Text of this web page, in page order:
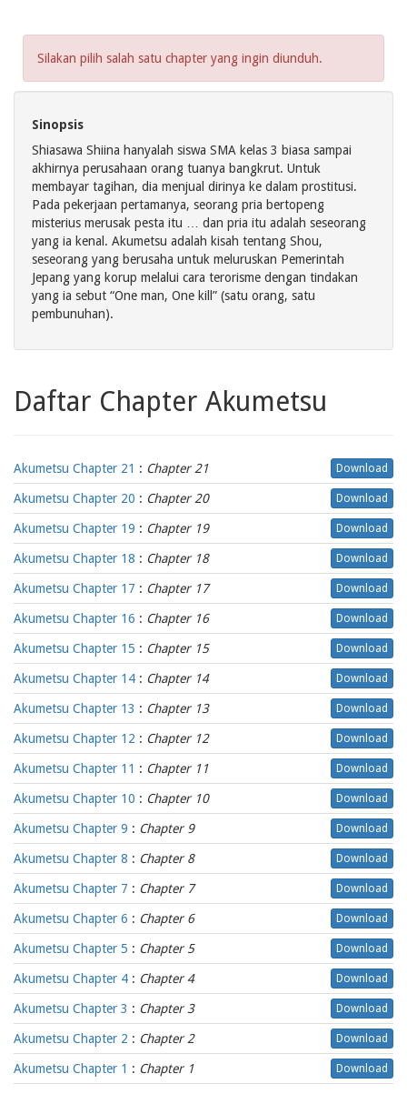
Silakan pilih salah satu chapter yang ingin diunduh.
Sinopsis
Shiasawa Shiina hanyalah siswa SMA kelas 3 biasa sampai
akhirnya perusahaan orang tuanya bangkrut. Untuk
membayar tagihan, dia menjual dirinya ke dalam prostitusi.
Pada pekerjaan pertamanya, seorang pria bertopeng
misterius merusak pesta itu … dan pria itu adalah seseorang
yang ia kenal. Akumetsu adalah kisah tentang Shou,
seseorang yang berusaha untuk meluruskan Pemerintah
Jepang yang korup melalui cara terorisme dengan tindakan
yang ia sebut “One man, One kill” (satu orang, satu
pembunuhan).
Daftar Chapter Akumetsu
Akumetsu Chapter 21 : Chapter 21 Download
Akumetsu Chapter 20 : Chapter 20 Download
Akumetsu Chapter 19 : Chapter 19 Download
Akumetsu Chapter 18 : Chapter 18 Download
Akumetsu Chapter 17 : Chapter 17 Download
Akumetsu Chapter 16 : Chapter 16 Download
Akumetsu Chapter 15 : Chapter 15 Download
Akumetsu Chapter 14 : Chapter 14 Download
Akumetsu Chapter 13 : Chapter 13 Download
Akumetsu Chapter 12 : Chapter 12 Download
Akumetsu Chapter 11 : Chapter 11 Download
Akumetsu Chapter 10 : Chapter 10 Download
Akumetsu Chapter 9 : Chapter 9 Download
Akumetsu Chapter 8 : Chapter 8 Download
Akumetsu Chapter 7 : Chapter 7 Download
Akumetsu Chapter 6 : Chapter 6 Download
Akumetsu Chapter 5 : Chapter 5 Download
Akumetsu Chapter 4 : Chapter 4 Download
Akumetsu Chapter 3 : Chapter 3 Download
Akumetsu Chapter 2 : Chapter 2 Download
Akumetsu Chapter 1 : Chapter 1 Download